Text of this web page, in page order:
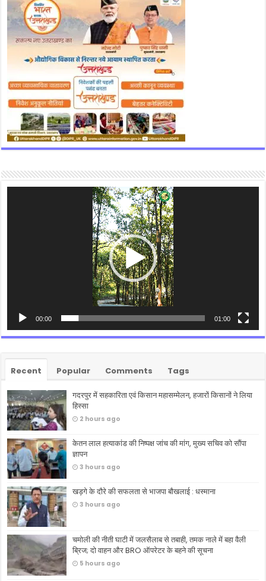
00:00 01:00
Recent Popular Comments Tags
गदरपुर में सहकारिता एवं किसान महासम्मेलन, हजारों किसानों ने लिया
हिस्सा
2 hours ago
केतन लाल हत्याकांड की निष्पक्ष जांच की मांग, मुख्य सचिव को सौंपा
ज्ञापन
3 hours ago
खड़गे के दौरे की सफलता से भाजपा बौखलाई : धस्माना
3 hours ago
चमोली की नीती घाटी में जलसैलाब से तबाही, तमक नाले में बहा वैली
ब्रिज; दो वाहन और BRO ऑपरेटर के बहने की सूचना
5 hours ago